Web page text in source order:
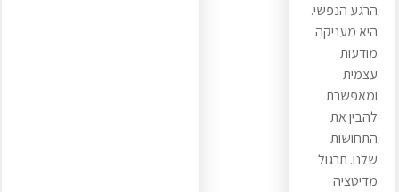
הרגע הנפשי.
היא מעניקה
מודעות
עצמית
ומאפשרת
להבין את
התחושות
שלנו. תרגול
מדיטציה